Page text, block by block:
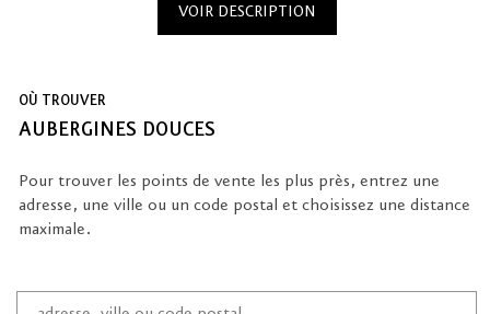
VOIR DESCRIPTION
OÙ TROUVER
AUBERGINES DOUCES
Pour trouver les points de vente les plus près, entrez une
adresse, une ville ou un code postal et choisissez une distance
maximale.